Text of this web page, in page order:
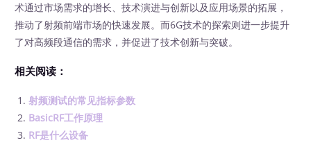
术通过市场需求的增长、技术演进与创新以及应用场景的拓展，
推动了射频前端市场的快速发展。而6G技术的探索则进一步提升
了对高频段通信的需求，并促进了技术创新与突破。
相关阅读：
射频测试的常见指标参数
BasicRF工作原理
RF是什么设备